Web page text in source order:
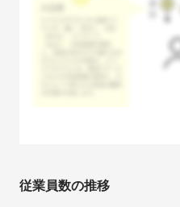
従業員数の推移